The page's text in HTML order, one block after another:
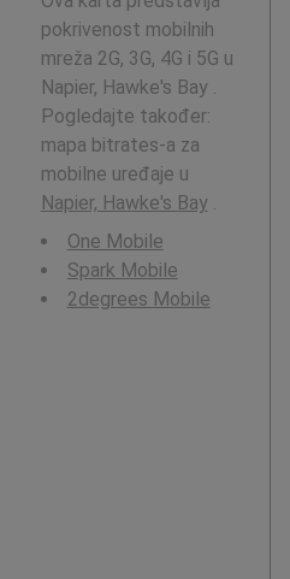
pokrivenost mobilnih
mreža 2G, 3G, 4G i 5G u
Napier, Hawke's Bay .
Pogledajte također:
mapa bitrates-a za
mobilne uređaje u
Napier, Hawke's Bay.
One Mobile
Spark Mobile
2degrees Mobile